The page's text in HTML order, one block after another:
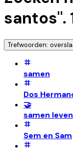
santos".
Trefwoorden:
samen
Dos
🤝
samen leven
Sem en Sam